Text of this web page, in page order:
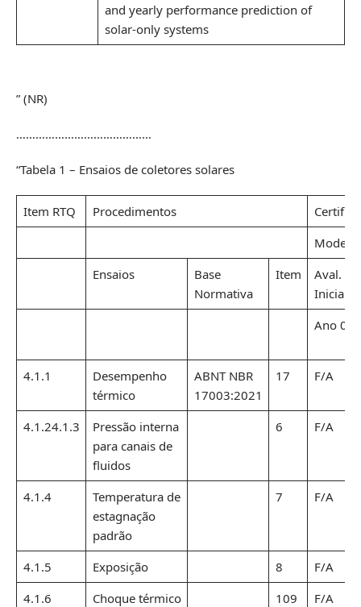
and yearly performance prediction of
solar-only systems
” (NR)
……………………………………
“Tabela 1 – Ensaios de coletores solares
Item RTQ Procedimentos
Modelo
Ensaios
Base
Normativa
Item
Aval.
Inicial
Ano 0
4.1.1
Desempenho
térmico
ABNT NBR
17003:2021
17 F/A
4.1.24.1.3
Pressão interna
para canais de
fluidos
6 F/A
4.1.4
Temperatura de
estagnação
padrão
7 F/A
4.1.5 Exposição 8 F/A
4.1.6
Choque térmico
109 F/A